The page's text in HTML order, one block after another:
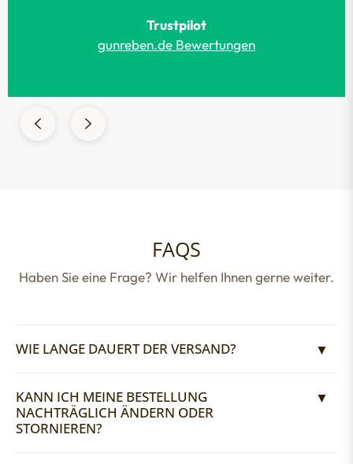
Trustpilot
gunreben.de Bewertungen
FAQS
Haben Sie eine Frage? Wir helfen Ihnen gerne weiter.
WIE LANGE DAUERT DER VERSAND?
KANN ICH MEINE BESTELLUNG
NACHTRÄGLICH ÄNDERN ODER
STORNIEREN?